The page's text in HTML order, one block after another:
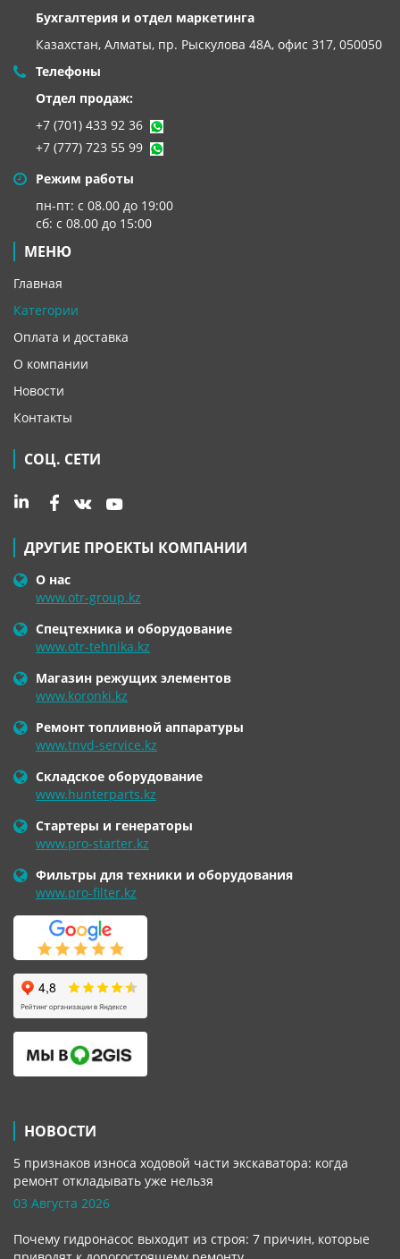
Бухгалтерия и отдел маркетинга
Казахстан, Алматы, пр. Рыскулова 48А, офис 317, 050050
Телефоны
Отдел продаж:
+7 (701) 433 92 36
+7 (777) 723 55 99
Режим работы
пн-пт: с 08.00 до 19:00
сб: с 08.00 до 15:00
МЕНЮ
Главная
Категории
Оплата и доставка
О компании
Новости
Контакты
СОЦ. СЕТИ
ДРУГИЕ ПРОЕКТЫ КОМПАНИИ
О нас
www.otr-group.kz
Спецтехника и оборудование
www.otr-tehnika.kz
Магазин режущих элементов
www.koronki.kz
Ремонт топливной аппаратуры
www.tnvd-service.kz
Складское оборудование
www.hunterparts.kz
Стартеры и генераторы
www.pro-starter.kz
Фильтры для техники и оборудования
www.pro-filter.kz
НОВОСТИ
5 признаков износа ходовой части экскаватора: когда
ремонт откладывать уже нельзя
03 Августа 2026
Почему гидронасос выходит из строя: 7 причин, которые